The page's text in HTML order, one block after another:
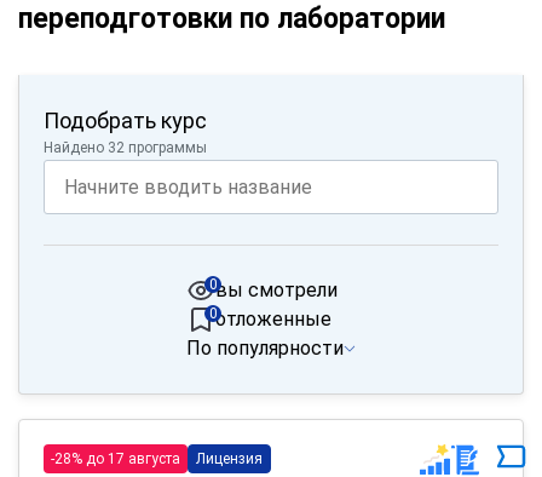
переподготовки по лаборатории
Подобрать курс
Найдено 32 программы
вы смотрели
0
отложенные
0
По популярности
-28% до 17 августа Лицензия